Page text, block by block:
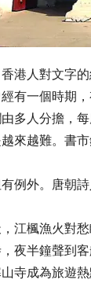
港人對文字
有一個時期
多人分擔，
來越難。書
例外。唐朝
江楓漁火對愁
夜半鐘聲到客
寺成為旅遊